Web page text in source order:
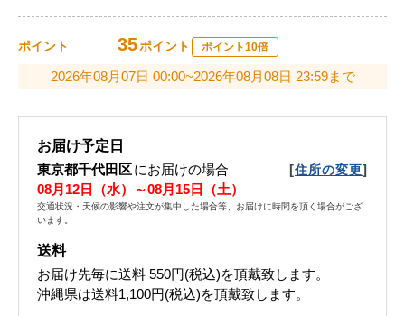
ポイント 35ポイント ポイント10倍
2026年08月07日 00:00~2026年08月08日 23:59まで
お届け予定日
東京都千代田区にお届けの場合 [住所の変更]
08月12日（水）～08月15日（土）
交通状況・天候の影響や注文が集中した場合等、お届けに時間を頂く場合がござ
います。
送料
お届け先毎に送料 550円(税込)を頂戴致します。
沖縄県は送料1,100円(税込)を頂戴致します。